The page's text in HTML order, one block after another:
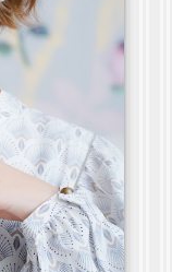
RISERVATION